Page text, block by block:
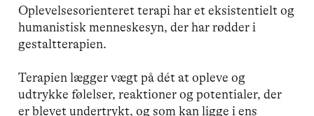
Oplevelsesorienteret terapi har et eksistentielt og
humanistisk menneskesyn, der har rødder i
gestaltterapien.
Terapien lægger vægt på dét at opleve og
udtrykke følelser, reaktioner og potentialer, der
er blevet undertrykt, og som kan ligge i ens